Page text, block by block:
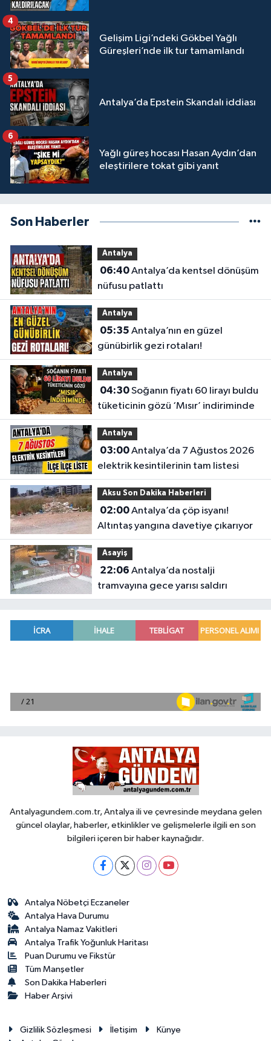
Gelişim Ligi’ndeki Gökbel Yağlı
Güreşleri’nde ilk tur tamamlandı
4
Antalya’da Epstein Skandalı iddiası
5
Yağlı güreş hocası Hasan Aydın’dan
eleştirilere tokat gibi yanıt
6
Son Haberler
Antalya
06:40Antalya’da kentsel dönüşüm
nüfusu patlattı
Antalya
05:35
günübirlik gezi rotaları!
Antalya
04:30Soğanın fiyatı 60 lirayı buldu
tüketicinin gözü ‘Mısır’ indiriminde
Antalya
03:00Antalya’da 7 Ağustos 2026
elektrik kesintilerinin tam listesi
Aksu Son Dakika Haberleri
02:00Antalya’da çöp isyanı!
Altıntaş yangına davetiye çıkarıyor
Asayiş
22:06
tramvayına gece yarısı saldırı
Antalyagundem.com.tr, Antalya ili ve çevresinde meydana gelen
güncel olaylar, haberler, etkinlikler ve gelişmelerle ilgili en son
bilgileri içeren bir haber kaynağıdır.
Antalya Nöbetçi Eczaneler
Antalya Hava Durumu
Antalya Namaz Vakitleri
Antalya Trafik Yoğunluk Haritası
Puan Durumu ve Fikstür
Tüm Manşetler
Son Dakika Haberleri
Haber Arşivi
Gizlilik Sözleşmesi İletişim
Künye